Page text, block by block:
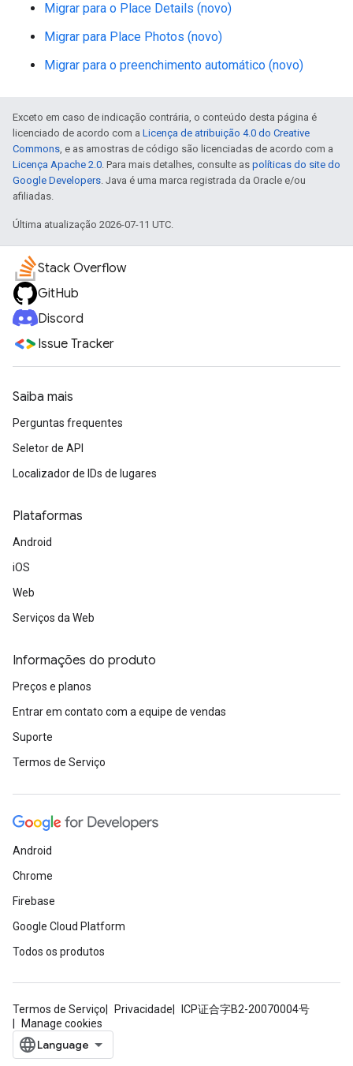
Migrar para o Place Details (novo)
Migrar para Place Photos (novo)
Migrar para o preenchimento automático (novo)
Exceto em caso de indicação contrária, o conteúdo desta página é
licenciado de acordo com a Licença de atribuição 4.0 do Creative
Commons, e as amostras de código são licenciadas de acordo com a
Licença Apache 2.0. Para mais detalhes, consulte as políticas do site do
Google Developers. Java é uma marca registrada da Oracle e/ou
afiliadas.
Última atualização 2026-07-11 UTC.
Stack Overflow
GitHub
Discord
Issue Tracker
Saiba mais
Perguntas frequentes
Seletor de API
Localizador de IDs de lugares
Plataformas
Android
iOS
Web
Serviços da Web
Informações do produto
Preços e planos
Entrar em contato com a equipe de vendas
Suporte
Termos de Serviço
Android
Chrome
Firebase
Google Cloud Platform
Todos os produtos
Termos de Serviço Privacidade
ICP证合字B2-20070004号
Manage cookies